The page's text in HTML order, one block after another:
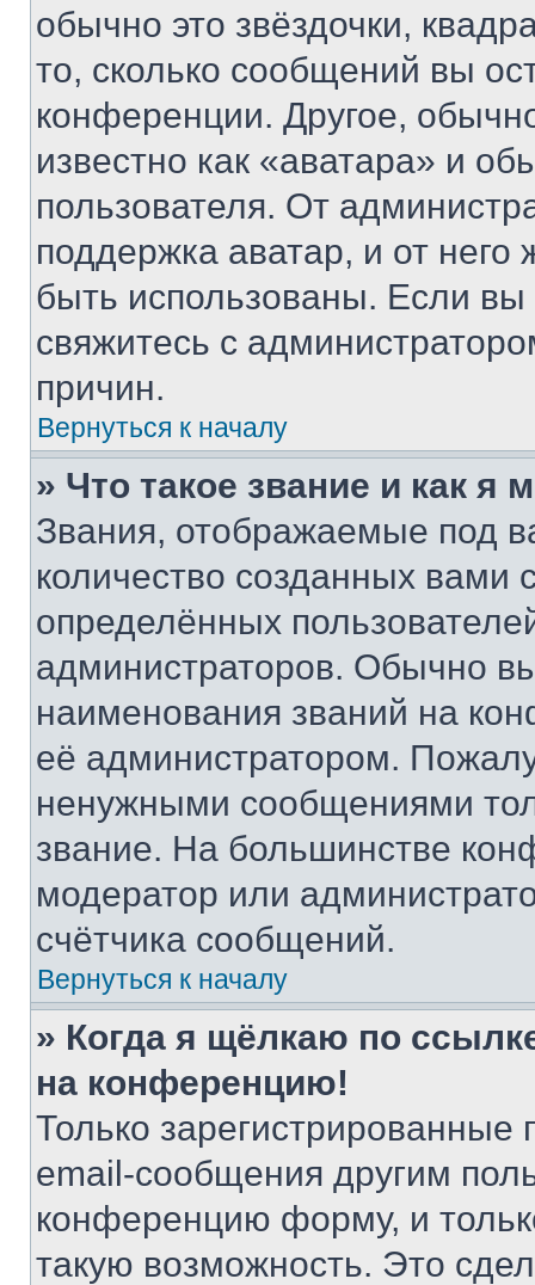
обычно это звёздочки,
то, сколько сообщений вы
конференции. Другое,
известно как «аватара» и
пользователя. От
поддержка аватар, и от него
быть использованы. Если
свяжитесь с
причин.
Вернуться к началу
» Что такое звание и как я
Звания, отображаемые под
количество созданных
определённых
администраторов. Обычно
наименования званий на
её администратором.
ненужными сообщениями
звание. На большинстве
модератор или
счётчика сообщений.
Вернуться к началу
» Когда я щёлкаю по
на конференцию!
Только зарегистрированные
email-сообщения другим
конференцию форму, и
такую возможность. Это